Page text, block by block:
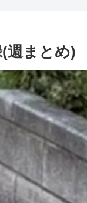
週まとめ)